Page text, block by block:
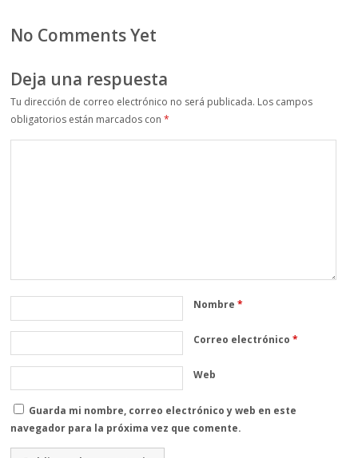
No Comments Yet
Deja una respuesta
Tu dirección de correo electrónico no será publicada. Los campos
obligatorios están marcados con*
Nombre*
Correo electrónico*
Web
Guarda mi nombre, correo electrónico y web en este
navegador para la próxima vez que comente.